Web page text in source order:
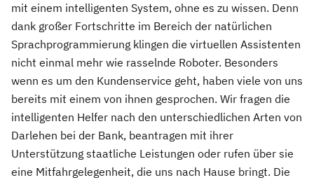
mit einem intelligenten System, ohne es zu wissen. Denn
dank großer Fortschritte im Bereich der natürlichen
Sprachprogrammierung klingen die virtuellen Assistenten
nicht einmal mehr wie rasselnde Roboter. Besonders
wenn es um den Kundenservice geht, haben viele von uns
bereits mit einem von ihnen gesprochen. Wir fragen die
intelligenten Helfer nach den unterschiedlichen Arten von
Darlehen bei der Bank, beantragen mit ihrer
Unterstützung staatliche Leistungen oder rufen über sie
eine Mitfahrgelegenheit, die uns nach Hause bringt. Die